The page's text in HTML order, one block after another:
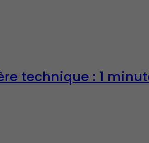
technique : 1